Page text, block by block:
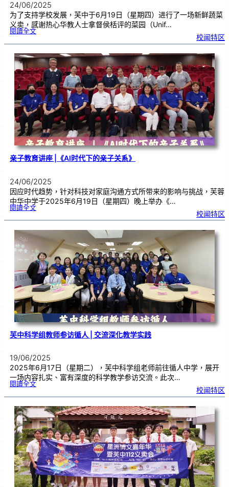
24/06/2025
为了支持学校发展，芙中于6月19日（星期四）进行了一场新鲜蔬菜
义卖，感谢热心华教人士拿督侯栝评的菜园（Unif…
閱讀全文:芙
菜
卖
|邀
您
一
同
支
持
本
地
蔬
菜
校闻特区
亲子教育讲座 |《AI时代下的亲子关系》
24/06/2025
因应时代趋势，针对科技对家庭沟通方式所带来的影响与挑战，芙蓉
中华中学于2025年6月19日（星期四）晚上举办《…
閱讀全文:亲
育
座
|《
代
下
的
亲
子
关
系
》
校闻特区
芙中科学组教师参访循人 | 交流深化教学实践
19/06/2025
2025年6月17日（星期二），芙中科学组老师前往循人中学，展开
一场内容扎实、富有深度的科学教学参访交流。此次…
閱讀全文:芙
学
教
师
访
循
人
|交
流
深
化
教
学
实
践
校闻特区